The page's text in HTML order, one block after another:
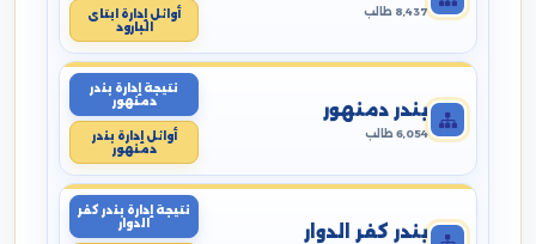
8,437 طالب
أوائل إدارة ايتاى
البارود
بندر دمنهور
6,054 طالب
نتيجة إدارة بندر
دمنهور
أوائل إدارة بندر
دمنهور
بندر كفر الدوار
نتيجة إدارة بندر كفر
الدوار